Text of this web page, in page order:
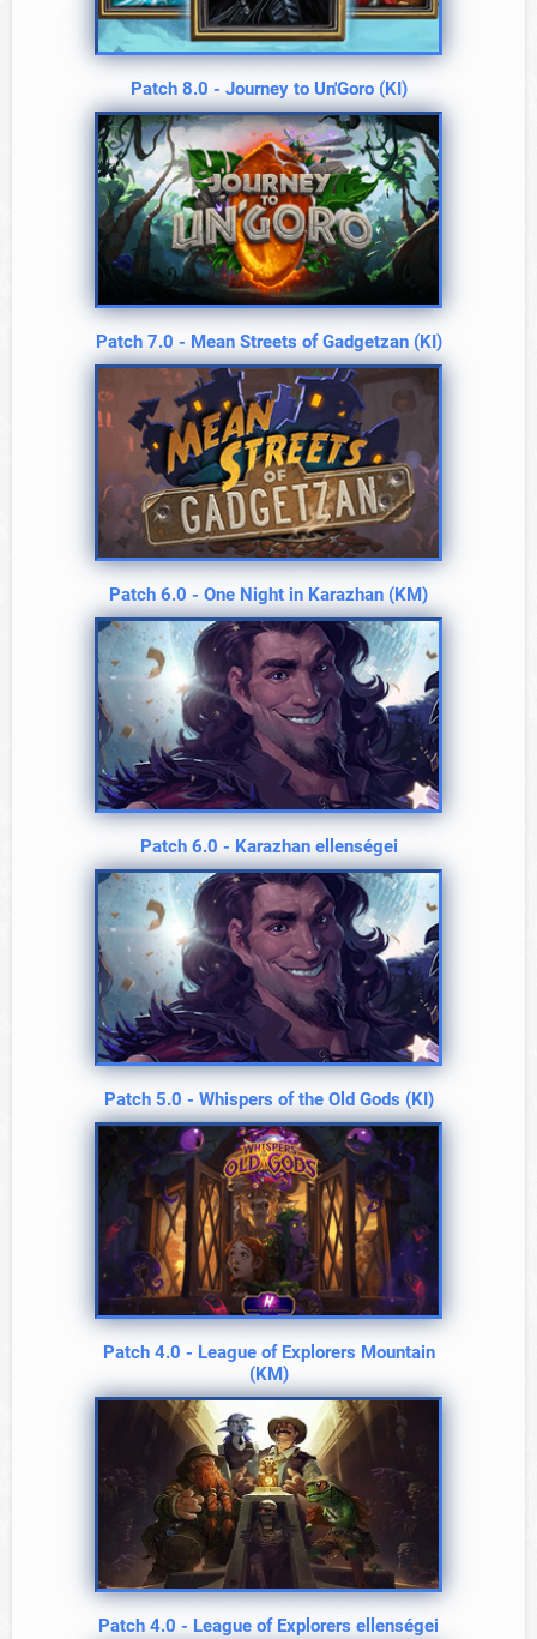
Patch 8.0 - Journey to Un'Goro (KI)
Patch 7.0 - Mean Streets of Gadgetzan (KI)
Patch 6.0 - One Night in Karazhan (KM)
Patch 6.0 - Karazhan ellenségei
Patch 5.0 - Whispers of the Old Gods (KI)
Patch 4.0 - League of Explorers Mountain
(KM)
Patch 4.0 - League of Explorers ellenségei